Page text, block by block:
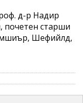
д-р Надир
почетен старши
Шефийлд,